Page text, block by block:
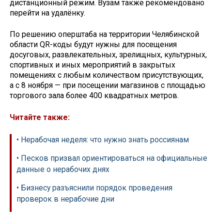
дистанционный режим. Вузам также рекомендовано
перейти на удалёнку.
По решению оперштаба на территории Челябинской
области QR-коды будут нужны для посещения
досуговых, развлекательных, зрелищных, культурных,
спортивных и иных мероприятий в закрытых
помещениях с любым количеством присутствующих,
а с 8 ноября — при посещении магазинов с площадью
торгового зала более 400 квадратных метров.
Читайте также:
• Нерабочая неделя: что нужно знать россиянам
• Песков призвал ориентироваться на официальные
данные о нерабочих днях
• Бизнесу разъяснили порядок проведения
проверок в нерабочие дни